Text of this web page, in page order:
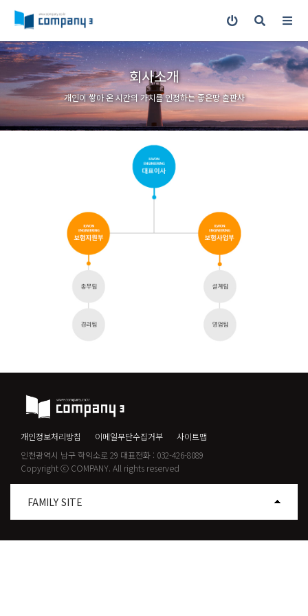
회사소개
개인이 쌓아 온 시간의 가치를 인정하는 좋은땅 출판사
개인정보처리방침 이메일무단수집거부
사이트맵
인천광역시 남구 학익소로 29 대표전화 : 032-426-8089
Copyright ⓒ COMPANY. All rights reserved
FAMILY SITE